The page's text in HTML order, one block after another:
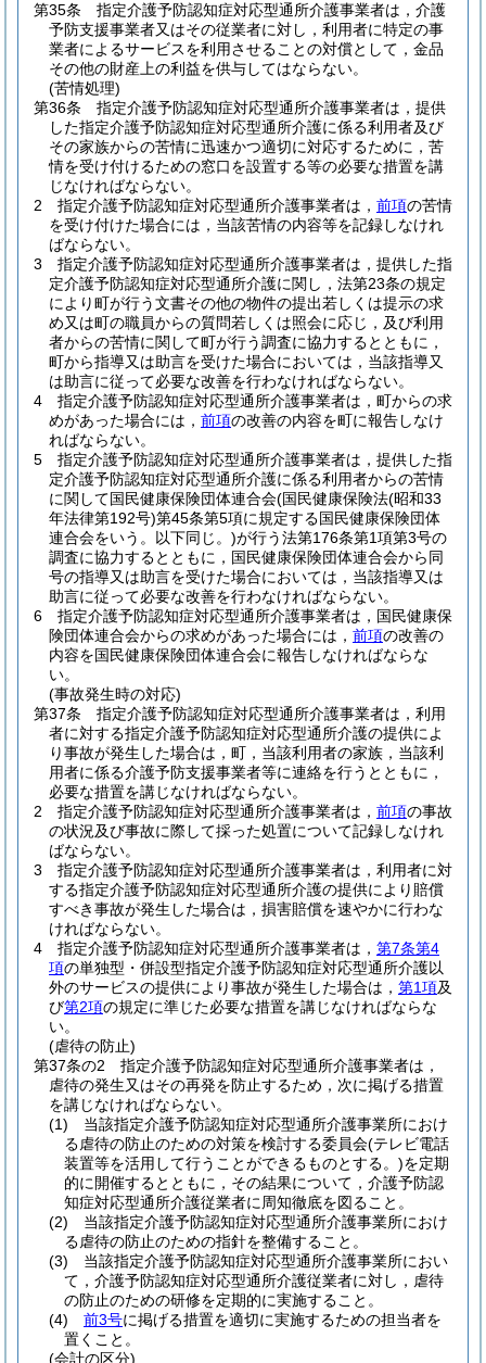
第35条
指定介護予防認知症対応型通所介護事業者は，介護
予防支援事業者又はその従業者に対し，利用者に特定の事
業者によるサービスを利用させることの対償として，金品
その他の財産上の利益を供与してはならない。
(苦情処理)
第36条
指定介護予防認知症対応型通所介護事業者は，提供
した指定介護予防認知症対応型通所介護に係る利用者及び
その家族からの苦情に迅速かつ適切に対応するために，苦
情を受け付けるための窓口を設置する等の必要な措置を講
じなければならない。
2
指定介護予防認知症対応型通所介護事業者は， 前項の苦情
を受け付けた場合には，当該苦情の内容等を記録しなけれ
ばならない。
3
指定介護予防認知症対応型通所介護事業者は，提供した指
定介護予防認知症対応型通所介護に関し，法第23条の規定
により町が行う文書その他の物件の提出若しくは提示の求
め又は町の職員からの質問若しくは照会に応じ，及び利用
者からの苦情に関して町が行う調査に協力するとともに，
町から指導又は助言を受けた場合においては，当該指導又
は助言に従って必要な改善を行わなければならない。
4
指定介護予防認知症対応型通所介護事業者は，町からの求
めがあった場合には， 前項の改善の内容を町に報告しなけ
ればならない。
5
指定介護予防認知症対応型通所介護事業者は，提供した指
定介護予防認知症対応型通所介護に係る利用者からの苦情
に関して国民健康保険団体連合会(国民健康保険法(昭和33
年法律第192号)第45条第5項に規定する国民健康保険団体
連合会をいう。以下同じ。)が行う法第176条第1項第3号の
調査に協力するとともに，国民健康保険団体連合会から同
号の指導又は助言を受けた場合においては，当該指導又は
助言に従って必要な改善を行わなければならない。
6
指定介護予防認知症対応型通所介護事業者は，国民健康保
険団体連合会からの求めがあった場合には， 前項の改善の
内容を国民健康保険団体連合会に報告しなければならな
い。
(事故発生時の対応)
第37条
指定介護予防認知症対応型通所介護事業者は，利用
者に対する指定介護予防認知症対応型通所介護の提供によ
り事故が発生した場合は，町，当該利用者の家族，当該利
用者に係る介護予防支援事業者等に連絡を行うとともに，
必要な措置を講じなければならない。
2
指定介護予防認知症対応型通所介護事業者は， 前項の事故
の状況及び事故に際して採った処置について記録しなけれ
ばならない。
3
指定介護予防認知症対応型通所介護事業者は，利用者に対
する指定介護予防認知症対応型通所介護の提供により賠償
すべき事故が発生した場合は，損害賠償を速やかに行わな
ければならない。
4
指定介護予防認知症対応型通所介護事業者は， 第7条第4
項の単独型・併設型指定介護予防認知症対応型通所介護以
外のサービスの提供により事故が発生した場合は， 第1項及
び第2項の規定に準じた必要な措置を講じなければならな
い。
(虐待の防止)
第37条の2
指定介護予防認知症対応型通所介護事業者は，
虐待の発生又はその再発を防止するため，次に掲げる措置
を講じなければならない。
(1)
当該指定介護予防認知症対応型通所介護事業所におけ
る虐待の防止のための対策を検討する委員会(テレビ電話
装置等を活用して行うことができるものとする。)を定期
的に開催するとともに，その結果について，介護予防認
知症対応型通所介護従業者に周知徹底を図ること。
(2)
当該指定介護予防認知症対応型通所介護事業所におけ
る虐待の防止のための指針を整備すること。
(3)
当該指定介護予防認知症対応型通所介護事業所におい
て，介護予防認知症対応型通所介護従業者に対し，虐待
の防止のための研修を定期的に実施すること。
(4)
前3号に掲げる措置を適切に実施するための担当者を
置くこと。
(会計の区分)